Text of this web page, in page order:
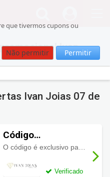
que tivermos cupons ou
Não permitir Permitir
promocional Ivan
Ivan Joias 07 de
Código
promocional Ivan
OFF
Verificado